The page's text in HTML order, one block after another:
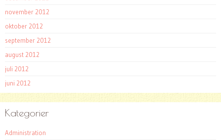
november 2012
oktober 2012
september 2012
august 2012
juli 2012
juni 2012
Kategorier
Administration